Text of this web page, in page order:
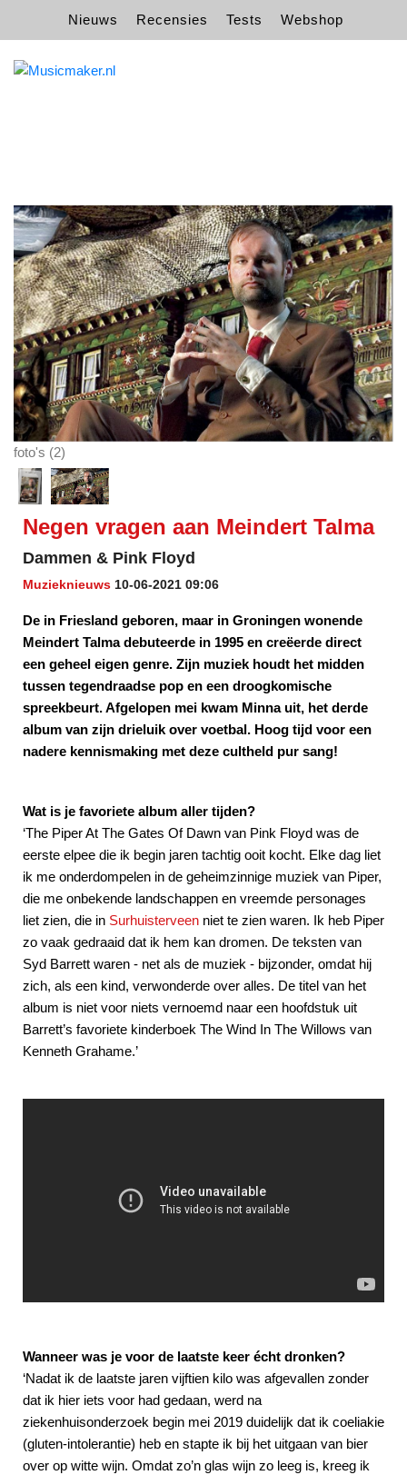
Nieuws Recensies Tests Webshop
foto's (2)
Negen vragen aan Meindert Talma
Dammen & Pink Floyd
Muzieknieuws 10-06-2021 09:06
De in Friesland geboren, maar in Groningen wonende
Meindert Talma debuteerde in 1995 en creëerde direct
een geheel eigen genre. Zijn muziek houdt het midden
tussen tegendraadse pop en een droogkomische
spreekbeurt. Afgelopen mei kwam Minna uit, het derde
album van zijn drieluik over voetbal. Hoog tijd voor een
nadere kennismaking met deze cultheld pur sang!
Wat is je favoriete album aller tijden?
‘The Piper At The Gates Of Dawn van Pink Floyd was de
eerste elpee die ik begin jaren tachtig ooit kocht. Elke dag liet
ik me onderdompelen in de geheimzinnige muziek van Piper,
die me onbekende landschappen en vreemde personages
liet zien, die in Surhuisterveen niet te zien waren. Ik heb Piper
zo vaak gedraaid dat ik hem kan dromen. De teksten van
Syd Barrett waren - net als de muziek - bijzonder, omdat hij
zich, als een kind, verwonderde over alles. De titel van het
album is niet voor niets vernoemd naar een hoofdstuk uit
Barrett’s favoriete kinderboek The Wind In The Willows van
Kenneth Grahame.’
Wanneer was je voor de laatste keer écht dronken?
‘Nadat ik de laatste jaren vijftien kilo was afgevallen zonder
dat ik hier iets voor had gedaan, werd na
ziekenhuisonderzoek begin mei 2019 duidelijk dat ik coeliakie
(gluten-intolerantie) heb en stapte ik bij het uitgaan van bier
over op witte wijn. Omdat zo’n glas wijn zo leeg is, kreeg ik